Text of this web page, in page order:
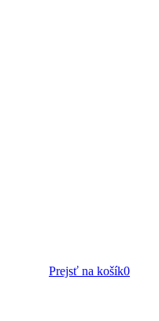
Prejsť na košík0